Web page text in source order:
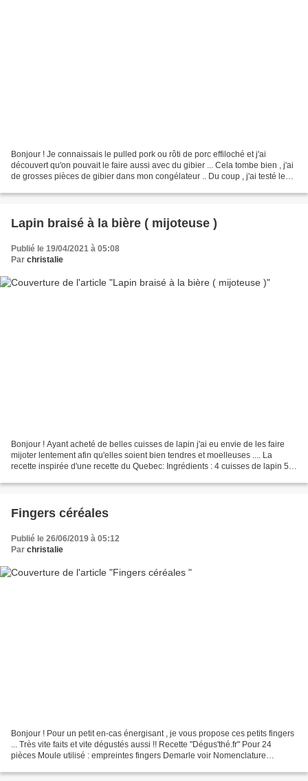
Bonjour ! Je connaissais le pulled pork ou rôti de porc effiloché et j'ai
découvert qu'on pouvait le faire aussi avec du gibier ... Cela tombe bien , j'ai
de grosses pièces de gibier dans mon congélateur .. Du coup , j'ai testé le
Lapin braisé à la bière ( mijoteuse )
Publié le 19/04/2021 à 05:08
Par christalie
Bonjour ! Ayant acheté de belles cuisses de lapin j'ai eu envie de les faire
mijoter lentement afin qu'elles soient bien tendres et moelleuses .... La
recette inspirée d'une recette du Quebec: Ingrédients : 4 cuisses de lapin 55
Fingers céréales
Publié le 26/06/2019 à 05:12
Par christalie
Bonjour ! Pour un petit en-cas énergisant , je vous propose ces petits fingers
... Très vite faits et vite dégustés aussi !! Recette "Dégus'thé.fr" Pour 24
pièces Moule utilisé : empreintes fingers Demarle voir Nomenclature